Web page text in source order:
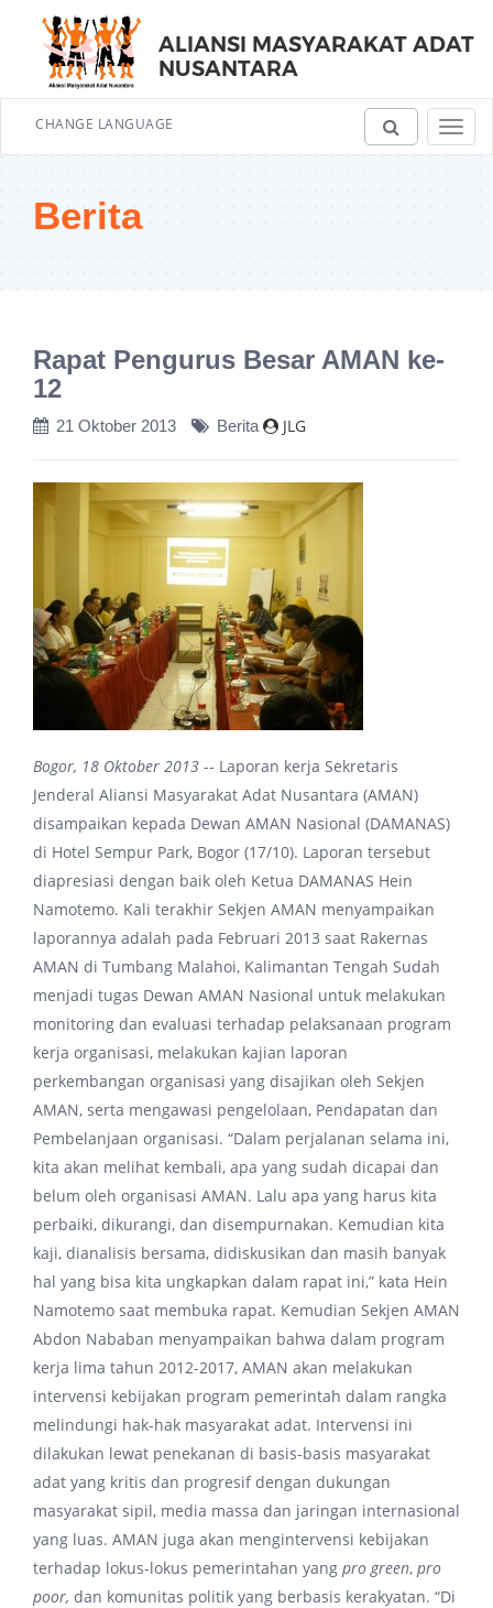
ALIANSI MASYARAKAT ADAT
NUSANTARA
CHANGE LANGUAGE
Berita
Rapat Pengurus Besar AMAN ke-
12
21 Oktober 2013 Berita JLG
Bogor, 18 Oktober 2013 -- Laporan kerja Sekretaris
Jenderal Aliansi Masyarakat Adat Nusantara (AMAN)
disampaikan kepada Dewan AMAN Nasional (DAMANAS)
di Hotel Sempur Park, Bogor (17/10). Laporan tersebut
diapresiasi dengan baik oleh Ketua DAMANAS Hein
Namotemo. Kali terakhir Sekjen AMAN menyampaikan
laporannya adalah pada Februari 2013 saat Rakernas
AMAN di Tumbang Malahoi, Kalimantan Tengah Sudah
menjadi tugas Dewan AMAN Nasional untuk melakukan
monitoring dan evaluasi terhadap pelaksanaan program
kerja organisasi, melakukan kajian laporan
perkembangan organisasi yang disajikan oleh Sekjen
AMAN, serta mengawasi pengelolaan, Pendapatan dan
Pembelanjaan organisasi. “Dalam perjalanan selama ini,
kita akan melihat kembali, apa yang sudah dicapai dan
belum oleh organisasi AMAN. Lalu apa yang harus kita
perbaiki, dikurangi, dan disempurnakan. Kemudian kita
kaji, dianalisis bersama, didiskusikan dan masih banyak
hal yang bisa kita ungkapkan dalam rapat ini,” kata Hein
Namotemo saat membuka rapat. Kemudian Sekjen AMAN
Abdon Nababan menyampaikan bahwa dalam program
kerja lima tahun 2012-2017, AMAN akan melakukan
intervensi kebijakan program pemerintah dalam rangka
melindungi hak-hak masyarakat adat. Intervensi ini
dilakukan lewat penekanan di basis-basis masyarakat
adat yang kritis dan progresif dengan dukungan
masyarakat sipil, media massa dan jaringan internasional
yang luas. AMAN juga akan mengintervensi kebijakan
terhadap lokus-lokus pemerintahan yang pro green, pro
poor, dan komunitas politik yang berbasis kerakyatan. “Di